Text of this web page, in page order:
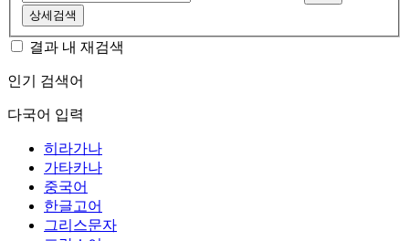
상세검색
결과 내 재검색
인기 검색어
다국어 입력
히라가나
가타카나
중국어
한글고어
그리스문자